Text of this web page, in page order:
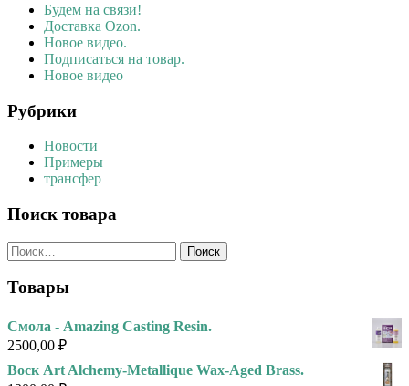
Будем на связи!
Доставка Ozon.
Новое видео.
Подписаться на товар.
Новое видео
Рубрики
Новости
Примеры
трансфер
Поиск товара
Найти:
Товары
Смола - Amazing Casting Resin.
2500,00 ₽
Воск Art Alchemy-Metallique Wax-Aged Brass.